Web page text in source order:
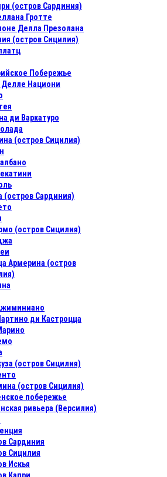
(остров Сардиния)
Гротте
Делла Презолана
(остров Сицилия)
Побережье
Национи
ди Варкатуро
(остров Сицилия)
(остров Сардиния)
(остров Сицилия)
Армерина (остров
ди Кастроцца
(остров Сицилия)
(остров Сицилия)
побережье
ривьера (Версилия)
Сардиния
Сицилия
Искья